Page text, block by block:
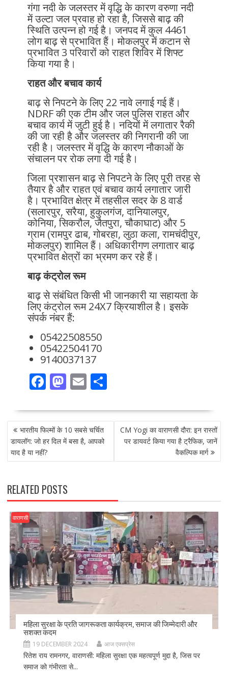
गंगा नदी के जलस्तर में वृद्धि के कारण वरुणा नदी
में उल्टा जल प्रवाह हो रहा है, जिससे बाढ़ की
स्थिति उत्पन्न हो गई है। जनपद में कुल 4461
लोग बाढ़ से प्रभावित हैं। मोकलपुर में कटान से
प्रभावित 3 परिवारों को राहत शिविर में शिफ्ट
किया गया है।
राहत और बचाव कार्य
बाढ़ से निपटने के लिए 22 नावे लगाई गई हैं।
NDRF की एक टीम और जल पुलिस राहत और
बचाव कार्य में जुटी हुई है। नदियों में लगातार रैकी
की जा रही है और जलस्तर की निगरानी की जा
रही है। जलस्तर में वृद्धि के कारण नौकाओं के
संचालन पर रोक लगा दी गई है।
जिला प्रशासन बाढ़ से निपटने के लिए पूरी तरह से
तैयार है और राहत एवं बचाव कार्य लगातार जारी
है। प्रभावित क्षेत्र में तहसील सदर के 8 वार्ड
(सलारपुर, सरैया, हुकुलगंज, दानियालपुर,
कोनिया, सिकरौल, जैतपुरा, चौकाघाट) और 5
ग्राम (रामपुर ढाब, गोबरहा, लुठा कला, रामचंदीपुर,
मोकलपुर) शामिल हैं। अधिकारीगण लगातार बाढ़
प्रभावित क्षेत्रों का भ्रमण कर रहे हैं।
बाढ़ कंट्रोल रूम
बाढ़ से संबंधित किसी भी जानकारी या सहायता के
लिए कंट्रोल रूम 24X7 क्रियाशील है। इसके
संपर्क नंबर हैं:
05422508550
05422504170
9140037137
F
e
b
o
o
k
M
to
d
o
n
E
ai
l
S
ar
POST
NAVIGATION
भारतीय फिल्मों के 10 सबसे चर्चित
डायलॉग: जो हर दिल में बसा है, आपको
याद है या नहीं?
CM Yogi का वाराणसी दौरा: इन रास्तों
पर डायवर्ट किया गया है ट्रैफिक, जानें
वैकल्पिक मार्ग
RELATED POSTS
वाराणसी
महिला सुरक्षा के प्रति जागरूकता कार्यक्रम, समाज की जिम्मेदारी और
सशक्त कदम
19 DECEMBER 2024 आज एक्सप्रेस
रितेश राय रामनगर, वाराणसी: महिला सुरक्षा एक महत्वपूर्ण मुद्दा है, जिस पर
समाज को गंभीरता से...